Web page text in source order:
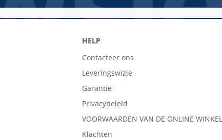
HELP
Contacteer ons
Leveringswizje
Garantie
Privacybeleid
VOORWAARDEN VAN DE ONLINE WINKEL
Klachten